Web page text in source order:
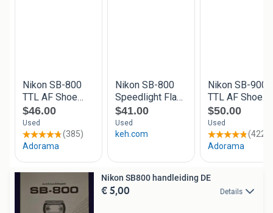
Nikon SB800 handleiding DE
€ 5,00 Details